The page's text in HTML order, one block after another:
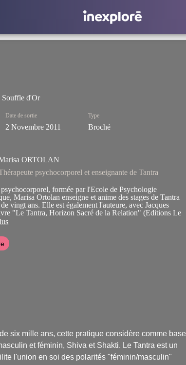
Souffle d'Or
Date de sortie
2 Novembre 2011
Type
Broché
ORTOLAN
psychocorporel et enseignante de Tantra
formée par l'Ecole de Psychologie
Marisa Ortolan enseigne et anime des stages de Tantra
vingt ans. Elle est également l'auteure, avec Jacques
"Le Tantra, Horizon Sacré de la Relation" (Editions Le
six mille ans, cette pratique considère comme base
et féminin, Shiva et Shakti. Le Tantra est un
l'union en soi des polarités "féminin/masculin"